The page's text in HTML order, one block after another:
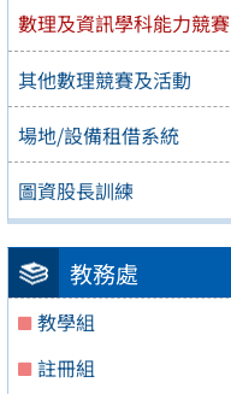
數理及資訊學科能力競賽
其他數理競賽及活動
場地/設備租借系統
圖資股長訓練
教務處
教學組
註冊組